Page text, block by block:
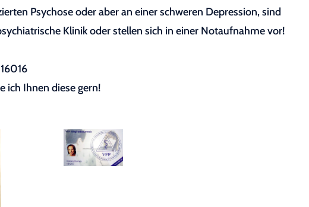
Psychose oder aber an einer schweren Depression, sind
Klinik oder stellen sich in einer Notaufnahme vor!
ich Ihnen diese gern!